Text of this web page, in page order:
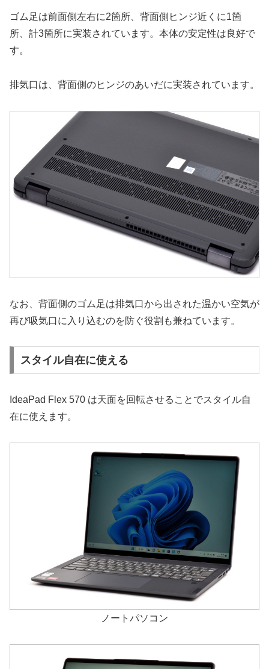
ゴム足は前面側左右に2箇所、背面側ヒンジ近くに1箇
所、計3箇所に実装されています。本体の安定性は良好で
す。
排気口は、背面側のヒンジのあいだに実装されています。
なお、背面側のゴム足は排気口から出された温かい空気が
再び吸気口に入り込むのを防ぐ役割も兼ねています。
スタイル自在に使える
IdeaPad Flex 570 は天面を回転させることでスタイル自
在に使えます。
ノートパソコン